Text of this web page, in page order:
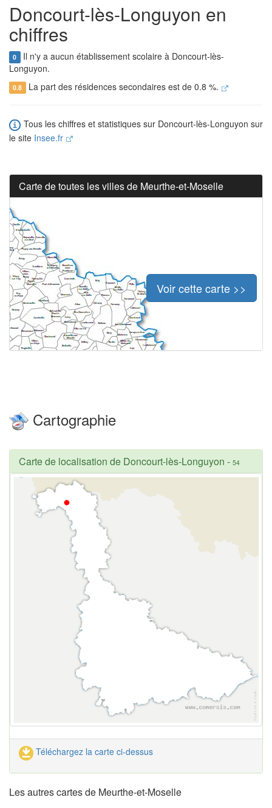
Doncourt-lès-Longuyon en
chiffres
0 Il n'y a aucun établissement scolaire à Doncourt-lès-
Longuyon.
0.8 La part des résidences secondaires est de 0.8 %.
Tous les chiffres et statistiques sur Doncourt-lès-Longuyon sur
le site Insee.fr
Carte de toutes les villes de Meurthe-et-Moselle
Voir cette carte >>
Cartographie
Carte de localisation de Doncourt-lès-Longuyon - 54
Téléchargez la carte ci-dessus
Les autres cartes de Meurthe-et-Moselle